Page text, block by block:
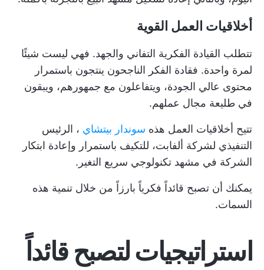
أخلاقيات العمل القوية
تتطلب القيادة الفكرية التفاني والجهد. فهي ليست شيئًا
لمرة واحدة. فقادة الفكر الناجحون ينتجون باستمرار
محتوى عالي الجودة، ويتفاعلون مع جمهورهم، ويبقون
في طليعة مجال عملهم.
تتيح أخلاقيات العمل هذه سوندار بيتشاي ، الرئيس
التنفيذي لشركة ألفابت، للتكيف باستمرار وإعادة ابتكار
الشركة في مشهد تكنولوجي سريع التغير.
يمكنك أن تصبح قائداً فكرياً بارزاً من خلال تنمية هذه
السمات.
استراتيجيات لتصبح قائداً